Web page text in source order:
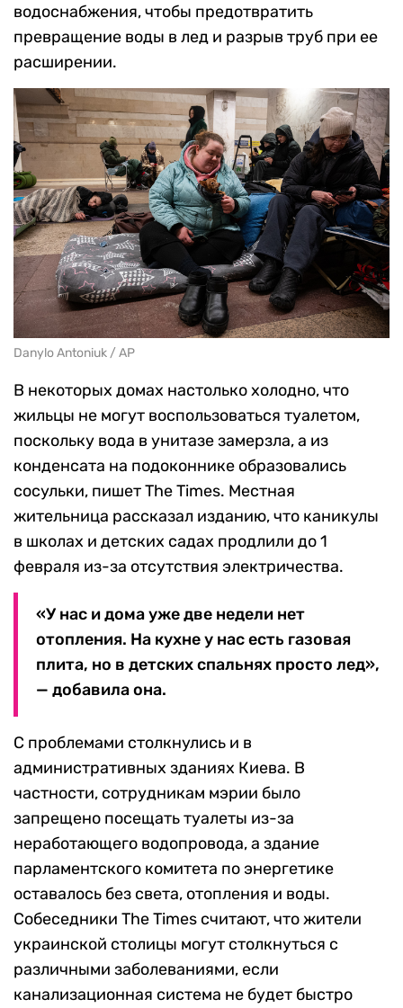
водоснабжения, чтобы предотвратить
превращение воды в лед и разрыв труб при ее
расширении.
Danylo Antoniuk / AP
В некоторых домах настолько холодно, что
жильцы не могут воспользоваться туалетом,
поскольку вода в унитазе замерзла, а из
конденсата на подоконнике образовались
сосульки, пишет The Times. Местная
жительница рассказал изданию, что каникулы
в школах и детских садах продлили до 1
февраля из-за отсутствия электричества.
«У нас и дома уже две недели нет
отопления. На кухне у нас есть газовая
плита, но в детских спальнях просто лед»,
— добавила она.
С проблемами столкнулись и в
административных зданиях Киева. В
частности, сотрудникам мэрии было
запрещено посещать туалеты из-за
неработающего водопровода, а здание
парламентского комитета по энергетике
оставалось без света, отопления и воды.
Собеседники The Times считают, что жители
украинской столицы могут столкнуться с
различными заболеваниями, если
канализационная система не будет быстро